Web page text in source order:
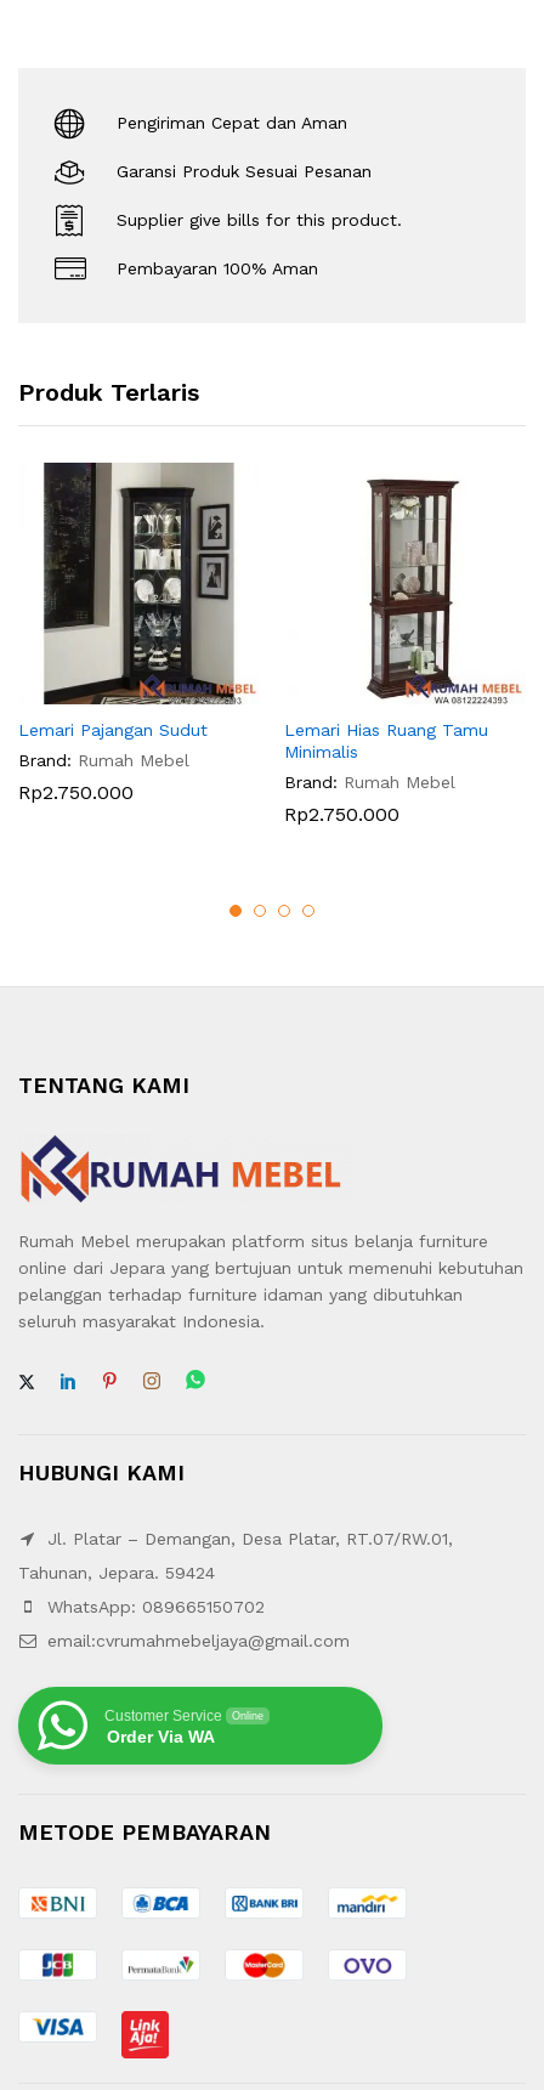
Pengiriman Cepat dan Aman
Garansi Produk Sesuai Pesanan
Supplier give bills for this product.
Pembayaran 100% Aman
Produk Terlaris
Lemari Pajangan Sudut
Brand: Rumah Mebel
Rp2.750.000
Lemari Hias Ruang Tamu
Minimalis
Brand: Rumah Mebel
Rp2.750.000
TENTANG KAMI
Rumah Mebel merupakan platform situs belanja furniture
online dari Jepara yang bertujuan untuk memenuhi kebutuhan
pelanggan terhadap furniture idaman yang dibutuhkan
seluruh masyarakat Indonesia.
HUBUNGI KAMI
Jl. Platar – Demangan, Desa Platar, RT.07/RW.01,
Tahunan, Jepara. 59424
WhatsApp: 089665150702
email:cvrumahmebeljaya@gmail.com
Customer Service Online
Order Via WA
METODE PEMBAYARAN